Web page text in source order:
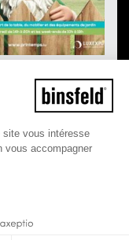
site vous intéresse
vous accompagner